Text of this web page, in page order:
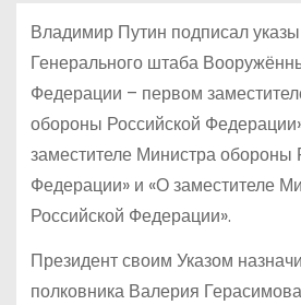
Владимир Путин подписал
Генерального штаба
Федерации – первом
обороны Российской
заместителе Министра обороны
Федерации» и «О заместителе
Российской Федерации».
Президент своим Указом
полковника Валерия